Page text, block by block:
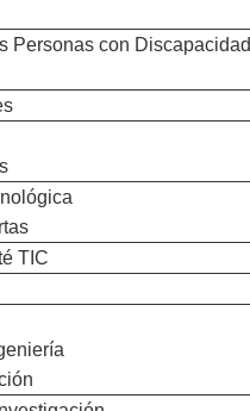
Personas con Discapacidad
TIC